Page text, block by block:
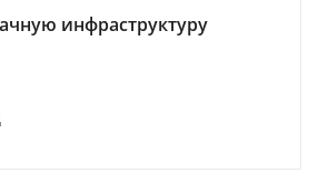
инфраструктуру